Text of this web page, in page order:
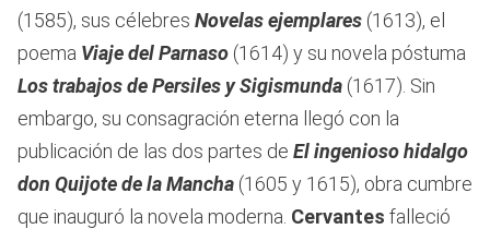
(1585), sus célebres Novelas ejemplares (1613), el
poema Viaje del Parnaso (1614) y su novela póstuma
Los trabajos de Persiles y Sigismunda (1617). Sin
embargo, su consagración eterna llegó con la
publicación de las dos partes de El ingenioso hidalgo
don Quijote de la Mancha (1605 y 1615), obra cumbre
que inauguró la novela moderna. Cervantes falleció